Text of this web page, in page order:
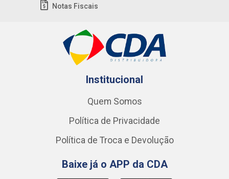
Notas Fiscais
Institucional
Quem Somos
Política de Privacidade
Política de Troca e Devolução
Baixe já o APP da CDA